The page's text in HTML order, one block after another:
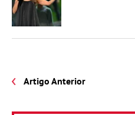
Artigo Anterior